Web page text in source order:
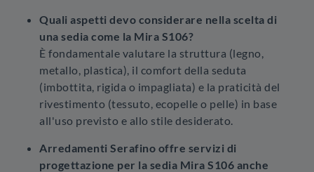
Quali aspetti devo considerare nella scelta di
una sedia come la Mira S106?
È fondamentale valutare la struttura (legno,
metallo, plastica), il comfort della seduta
(imbottita, rigida o impagliata) e la praticità del
rivestimento (tessuto, ecopelle o pelle) in base
all'uso previsto e allo stile desiderato.
Arredamenti Serafino offre servizi di
progettazione per la sedia Mira S106 anche